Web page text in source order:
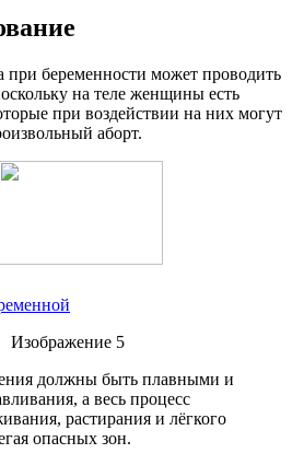
беременности может проводить
на теле женщины есть
при воздействии на них могут
аборт.
должны быть плавными и
а весь процесс
растирания и лёгкого
опасных зон.